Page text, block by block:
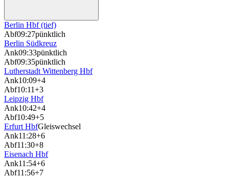
Berlin Hbf (tief)
Abf09:27pünktlich
Berlin Südkreuz
Ank09:33pünktlich
Abf09:35pünktlich
Lutherstadt Wittenberg Hbf
Ank10:09+4
Abf10:11+3
Leipzig Hbf
Ank10:42+4
Abf10:49+5
Erfurt HbfGleiswechsel
Ank11:28+6
Abf11:30+8
Eisenach Hbf
Ank11:54+6
Abf11:56+7